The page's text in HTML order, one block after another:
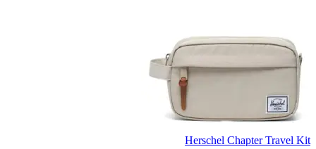
Herschel Chapter Travel Kit